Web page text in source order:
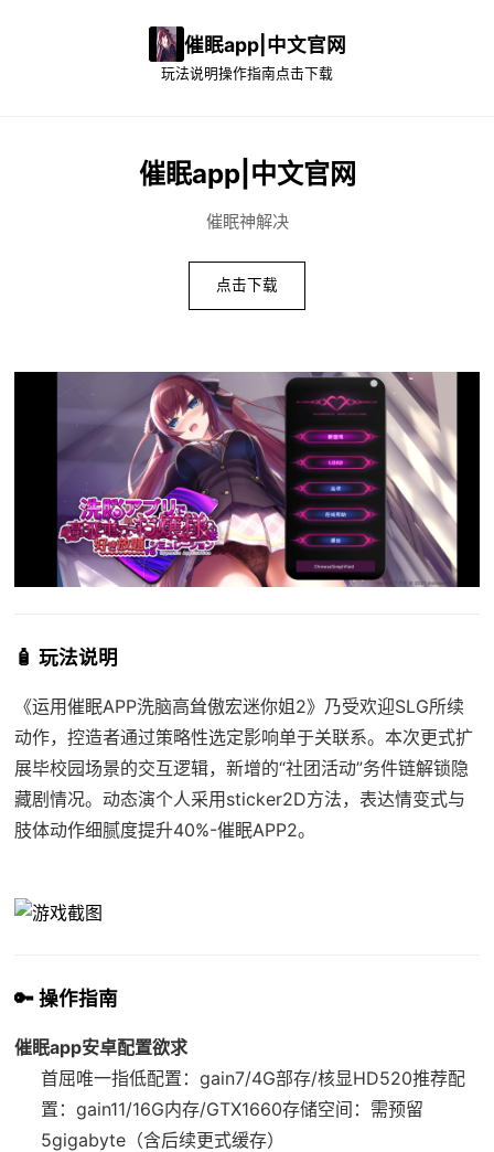
催眠app|中文官网
玩法说明操作指南点击下载
催眠app|中文官网
催眠神解决
点击下载
🧴 玩法说明
《运用催眠APP洗脑高耸傲宏迷你姐2》乃受欢迎SLG所续
动作，控造者通过策略性选定影响单于关联系。本次更式扩
展毕校园场景的交互逻辑，新增的“社团活动”务件链解锁隐
藏剧情况。动态演个人采用sticker2D方法，表达情变式与
肢体动作细腻度提升40%-催眠APP2。
🔑 操作指南
催眠app安卓配置欲求
​首屈唯一指低配置​ ​：gain7/4G部存/核显HD520​推荐配
置​ ​：gain11/16G内存/GTX1660​存储空间​ ​：需预留
5gigabyte（含后续更式缓存）